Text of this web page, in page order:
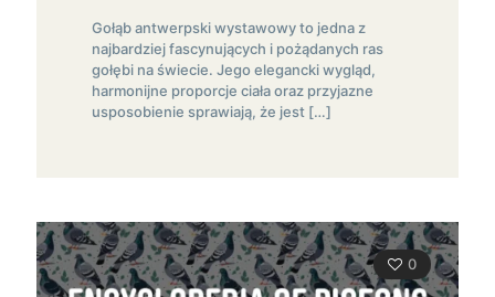
Gołąb antwerpski wystawowy to jedna z
najbardziej fascynujących i pożądanych ras
gołębi na świecie. Jego elegancki wygląd,
harmonijne proporcje ciała oraz przyjazne
usposobienie sprawiają, że jest […]
0